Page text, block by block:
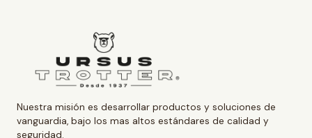
Nuestra misión es desarrollar productos y soluciones de
vanguardia, bajo los mas altos estándares de calidad y
seguridad.